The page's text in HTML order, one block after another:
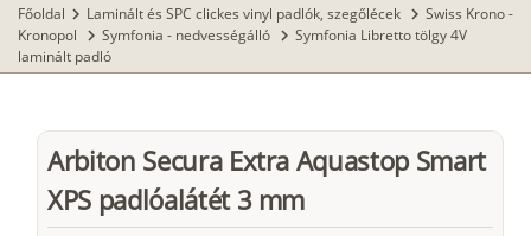
Főoldal chevron_right Laminált és SPC clickes vinyl padlók, szegőlécek chevron_right Swiss Krono -
Kronopol chevron_right Symfonia - nedvességálló chevron_right Symfonia Libretto tölgy 4V
laminált padló
Arbiton Secura Extra Aquastop Smart
XPS padlóalátét 3 mm